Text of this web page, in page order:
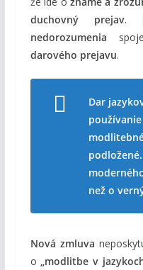
duchovný prejav.
nedorozumenia
darového prejavu.
Dar
než o
Nová zmluva
o„modlitbe v